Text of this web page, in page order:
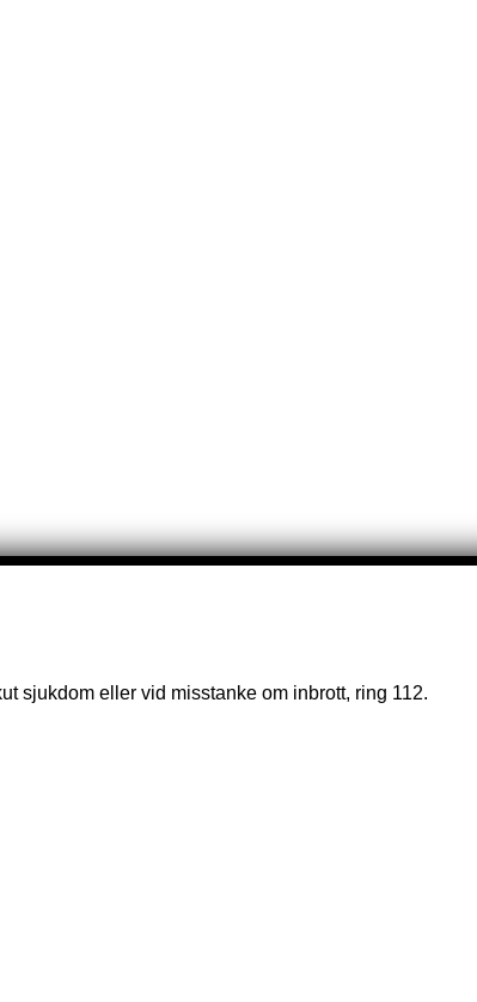
sjukdom eller vid misstanke om inbrott, ring 112.